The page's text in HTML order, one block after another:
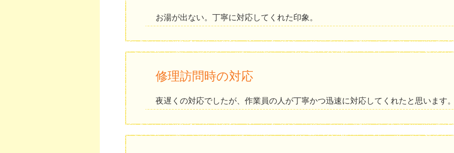
お湯が出ない。丁寧に対応してくれた印象。
修理訪問時の対応
夜遅くの対応でしたが、作業員の人が丁寧かつ迅速に対応してくれたと思います